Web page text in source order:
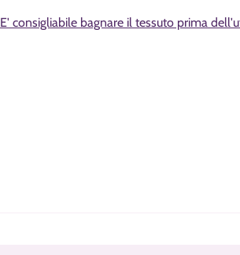
E' consigliabile bagnare il tessuto prima